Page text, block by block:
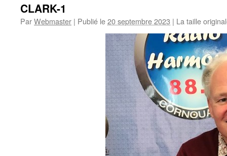
CLARK-1
ParWebmaster | Publié le20 septembre 2023 | La taille